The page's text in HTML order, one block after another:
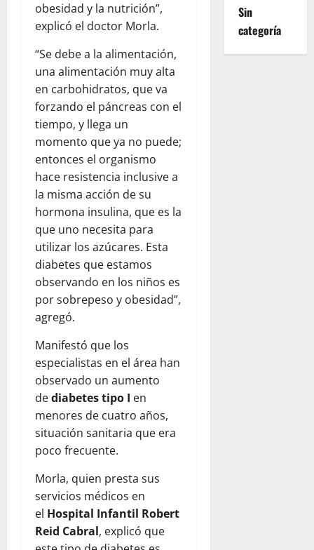
obesidad y la nutrición”,
explicó el doctor Morla.
“Se debe a la alimentación,
una alimentación muy alta
en carbohidratos, que va
forzando el páncreas con el
tiempo, y llega un
momento que ya no puede;
entonces el organismo
hace resistencia inclusive a
la misma acción de su
hormona insulina, que es la
que uno necesita para
utilizar los azúcares. Esta
diabetes que estamos
observando en los niños es
por sobrepeso y obesidad”,
agregó.
Manifestó que los
especialistas en el área han
observado un aumento
dediabetes tipo I en
menores de cuatro años,
situación sanitaria que era
poco frecuente.
Morla, quien presta sus
servicios médicos en
el Hospital Infantil Robert
Reid Cabral, explicó que
Sin
categoría